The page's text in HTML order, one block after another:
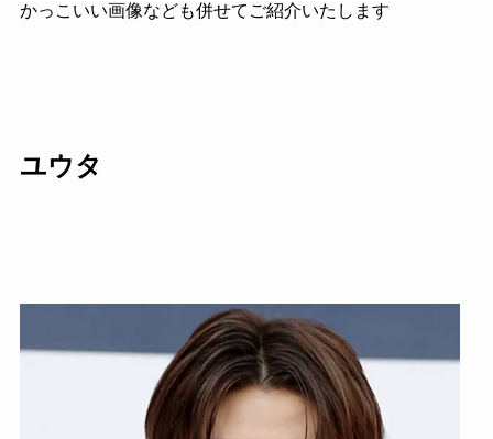
かっこいい画像なども併せてご紹介いたします
ユウタ